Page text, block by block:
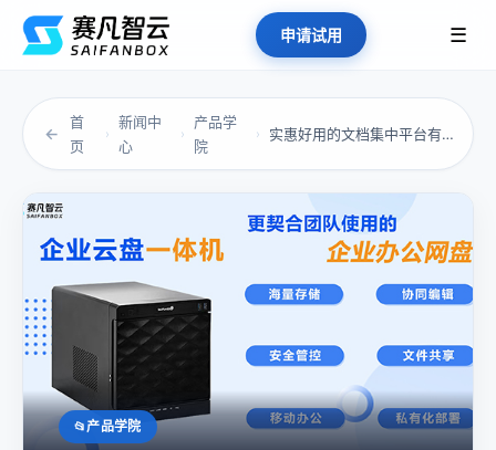
申请试用 ☰
←
首
页
›
新闻中
心
›
产品学
院
› 实惠好用的文档集中平台有哪些
产品学院